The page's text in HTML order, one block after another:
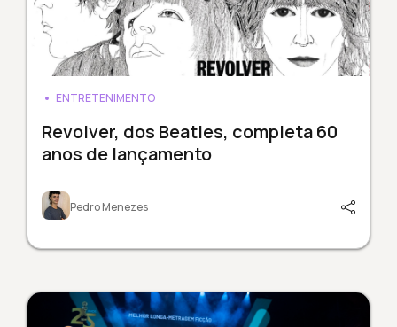
ENTRETENIMENTO
Revolver, dos Beatles, completa 60
anos de lançamento
Pedro Menezes